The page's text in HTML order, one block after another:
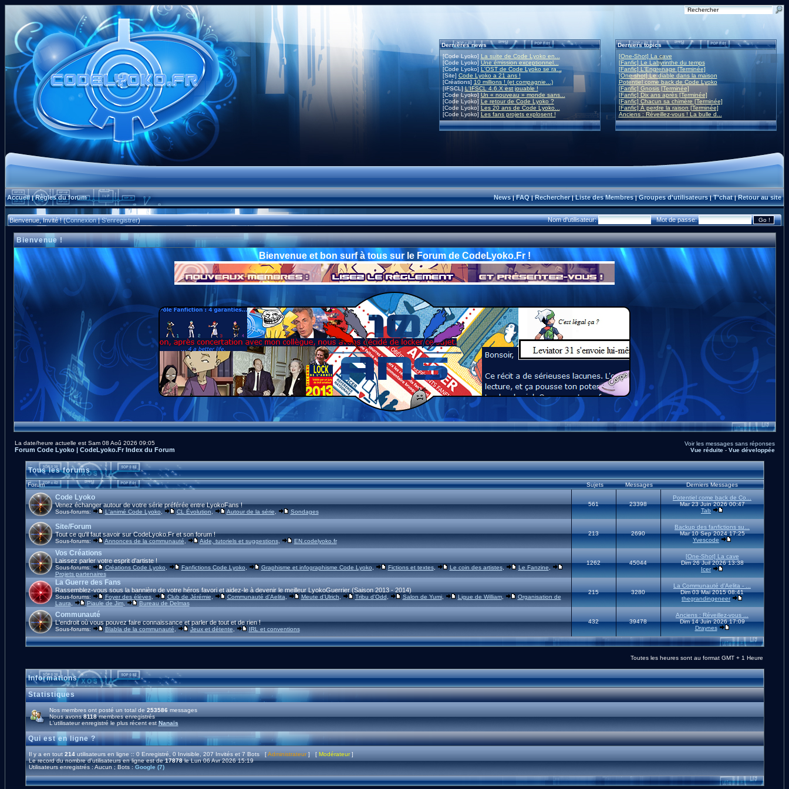
Dernières news
[Code Lyoko] La suite de Code Lyoko en...
[Code Lyoko]Une émission exceptionnel...
[Code Lyoko] L'OST de Code Lyoko se ra...
[Site] Code Lyoko a 21 ans !
[Créations] 10 millions ! (et compagnie...)
[IFSCL]L'IFSCL 4.6.X est jouable !
[Code Lyoko] Un « nouveau » monde sans...
[Code Lyoko] Le retour de Code Lyoko ?
[Code Lyoko] Les 20 ans de Code Lyoko...
[Code Lyoko] Les fans projets explosent !
Derniers topics
[One-Shot] La cave
[Fanfic] Le Labyrinthe du temps
[Fanfic] L'Engrenage [Terminée]
[One-shot] Le diable dans la maison
Potentiel come back de Code Lyoko
[Fanfic] Gnosis [Terminée]
[Fanfic] Dix ans après [Terminée]
[Fanfic] Chacun sa chimère [Terminée]
[Fanfic] À perdre la raison [Terminée]
Anciens : Réveillez-vous ! La bulle d...
Accueil|Règles du forum News|FAQ|Rechercher|Liste des Membres|Groupes d'utilisateurs|T'chat|Retour au site
Bienvenue, Invité ! (Connexion|S'enregistrer) Nom d'utilisateur: Mot de passe:
Bienvenue !
Bienvenue et bon surf à tous sur le Forum de CodeLyoko.Fr !
La date/heure actuelle est Sam 08 Aoû 2026 09:05
Forum Code Lyoko | CodeLyoko.Fr Index du Forum
Voir les messages sans réponses
Vue réduite- Vue développée
Tous les forums
Forum Sujets Messages Derniers Messages
Code Lyoko
Venez échanger autour de votre série préférée entre LyokoFans !
Sous-forums: L'animé Code Lyoko, CL Évolution Autour de la série, Sondages
561 23398
Potentiel come back de Co...
Mar 23 Juin 2026 00:47
Tab
Site/Forum
Tout ce qu'il faut savoir sur CodeLyoko.Fr et son forum !
Sous-forums: Annonces de la communauté, Aide, tutoriels et suggestions, EN.codelyoko.fr
213 2690
Backup des fanfictions su...
Mar 10 Sep 2024 17:25
Yvescode
Vos Créations
Laissez parler votre esprit d'artiste !
Sous-forums: Créations Code Lyoko, Fanfictions Code Lyoko, Graphisme et infographisme Code Lyoko, Fictions et textes, Le coin des artistes, Le Fanzine
Projets partenaires
1262 45044
[One-Shot] La cave
Dim 26 Juil 2026 13:38
Icer
La Guerre des Fans
Rassemblez-vous sous la bannière de votre héros favori et aidez-le à devenir le meilleur LyokoGuerrier (Saison 2013 - 2014)
Sous-forums: Foyer des élèves, Club de Jérémie Communauté d'Aelita Meute d'Ulrich Tribu d'Odd Salon de Yumi, Ligue de William,
Organisation de
Laura
Piaule de Jim, Bureau de Delmas
215 3280
La Communauté d'Aelita - ...
Dim 03 Mai 2015 08:41
thegrandingeneer
Communauté
L'endroit où vous pouvez faire connaissance et parler de tout et de rien !
Sous-forums: Blabla de la communauté, Jeux et détente, IRL et conventions
432 39478
Anciens : Réveillez-vous ...
Dim 14 Juin 2026 17:09
Draynes
Toutes les heures sont au format GMT + 1 Heure
Informations
Statistiques
Nos membres ont posté un total de 253586 messages
Nous avons8118membres enregistrés
L'utilisateur enregistré le plus récent est Nanaïs
Qui est en ligne ?
Il y a en tout 214utilisateurs en ligne :: 0 Enregistré, 0 Invisible, 207 Invités et 7 Bots [Administrateur] [ Modérateur]
Le record du nombre d'utilisateurs en ligne est de17878le Lun 06 Avr 2026 15:19
Utilisateurs enregistrés : Aucun ; Bots : Google (7)